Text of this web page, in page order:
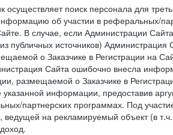
осуществляет поиск персонала для
об участии в реферальных/
В случае, если Администрации
публичных источников)
о Заказчике в Регистрации на
Сайта ошибочно внесла
размещаемой о Заказчике в
указанной информации, предоставив
партнерских программах. Под
ведущей на рекламируемый объект (в